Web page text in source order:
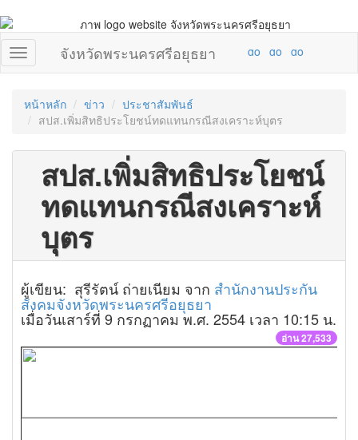
จังหวัดพระนครศรีอยุธยา
หน้าหลัก ข่าว
ประชาสัมพันธ์
สปส.เพิ่มสิทธิประโยชน์ทดแทนกรณีสงเคราะห์บุตร
สปส.เพิ่มสิทธิประโยชน์
ทดแทนกรณีสงเคราะห์
บุตร
ผู้เขียน: สุรีรัตน์ ถ่ายเนียม จาก สำนักงานประกัน
สังคมจังหวัดพระนครศรีอยุธยา
เมื่อวันเสาร์ที่ 9 กรกฏาคม พ.ศ. 2554 เวลา 10:15 น.
อ่าน 27,533